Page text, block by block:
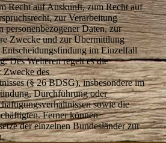
Recht auf Auskunft, zum Recht auf
zur Verarbeitung
personenbezogener Daten, zur
Zwecke und zur Übermittlung
im Einzelfall
Des Weiteren regelt es die
Zwecke des
(§ 26 BDSG), insbesondere im
Durchführung oder
sowie die
Ferner können
der einzelnen Bundesländer zur